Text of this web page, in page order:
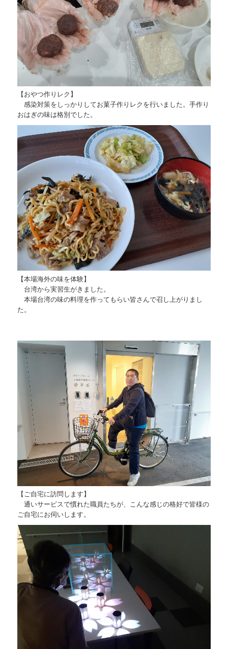
【おやつ作りレク】
感染対策をしっかりしてお菓子作りレクを行いました。手作り
おはぎの味は格別でした。
【本場海外の味を体験】
台湾から実習生がきました。
本場台湾の味の料理を作ってもらい皆さんで召し上がりまし
た。
【ご自宅に訪問します】
通いサービスで慣れた職員たちが、こんな感じの格好で皆様の
ご自宅にお伺いします。